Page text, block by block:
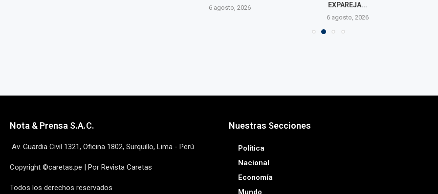
6 agosto, 2026
EXPAREJA...
6 agosto, 2026
6
Nota & Prensa S.A.C.
Av. Guardia Civil 1321, Oficina 1802, Surquillo, Lima - Perú
Copyright ©caretas.pe | Por Revista Caretas
Todos los derechos reservados
Nuestras Secciones
Política
Nacional
Economía
Mundo